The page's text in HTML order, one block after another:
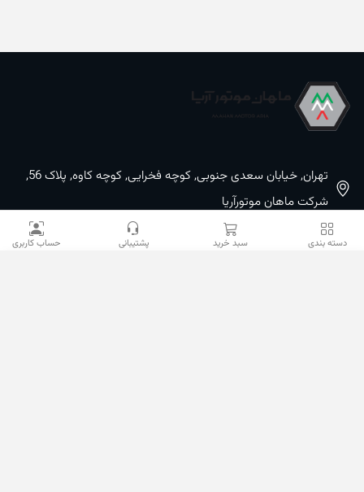
دسته بندی سبد خرید پشتیبانی حساب کاربری
تهران, خیابان سعدی جنوبی, کوچه فخرایی, کوچه کاوه, پلاک 56,
شرکت ماهان موتورآریا
09100533887 / 02133933400